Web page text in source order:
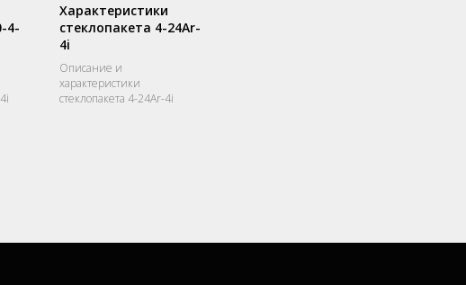
4-
Характеристики
стеклопакета 4-24Ar-
4i
Описание и
характеристики
стеклопакета 4-24Ar-4i